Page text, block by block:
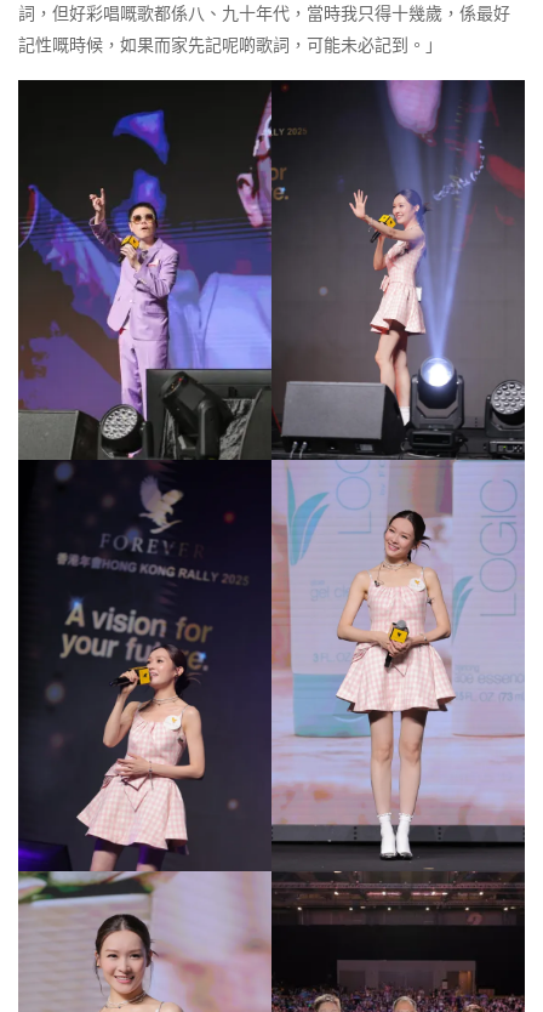
詞，但好彩唱嘅歌都係八、九十年代，當時我只得十幾歲，係最好
記性嘅時候，如果而家先記呢啲歌詞，可能未必記到。」